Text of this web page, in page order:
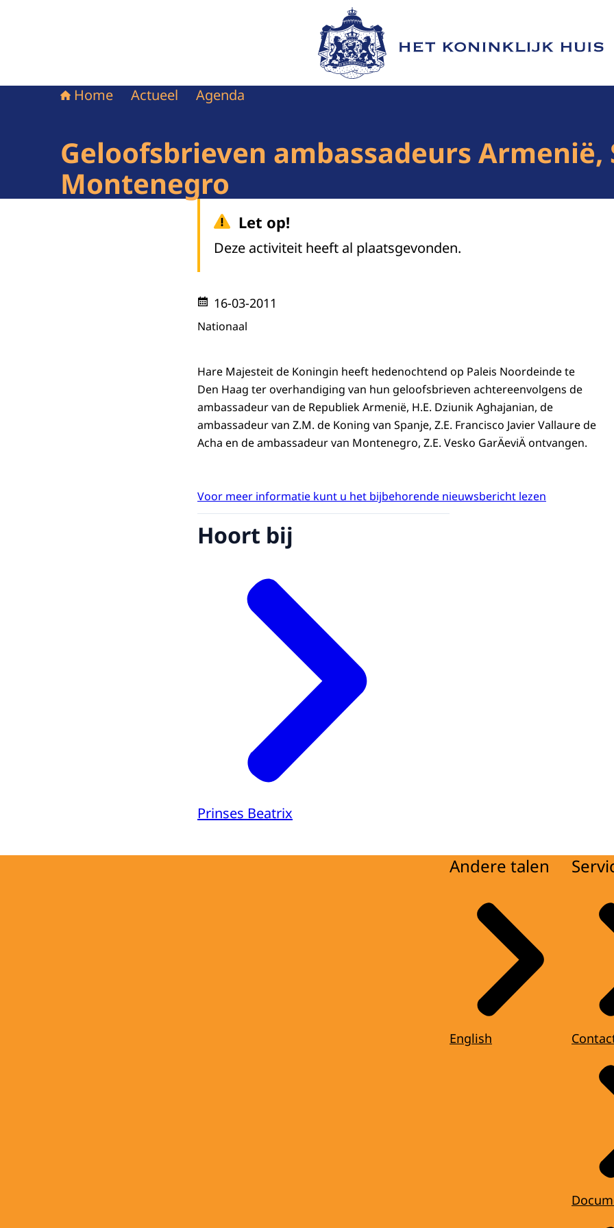
Naar de homepage van Het Koninklijk Huis
Home Actueel Agenda
Geloofsbrieven ambassadeurs Armenië,
Montenegro
Let op!
Deze activiteit heeft al plaatsgevonden.
16-03-2011
Nationaal
Hare Majesteit de Koningin heeft hedenochtend op Paleis Noordeinde te
Den Haag ter overhandiging van hun geloofsbrieven achtereenvolgens de
ambassadeur van de Republiek Armenië, H.E. Dziunik Aghajanian, de
ambassadeur van Z.M. de Koning van Spanje, Z.E. Francisco Javier Vallaure de
Acha en de ambassadeur van Montenegro, Z.E. Vesko GarÄeviÄ ontvangen.
Voor meer informatie kunt u het bijbehorende nieuwsbericht lezen
Hoort bij
Prinses Beatrix
Andere talen
English